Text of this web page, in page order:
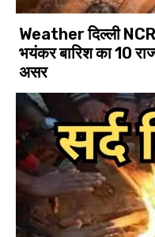
Weather दिल्ली
भयंकर बारिश का 10
असर